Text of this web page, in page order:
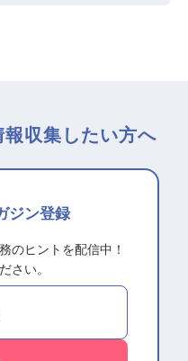
収集したい方へ
ジン登録
のヒントを配信中！
さい。